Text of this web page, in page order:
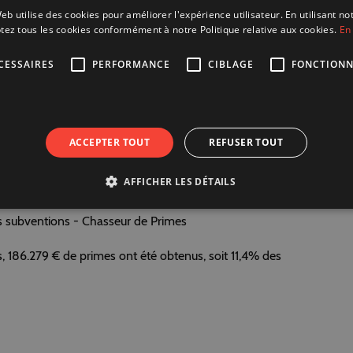
la nature des dépenses (équipement, personnel,
de subvention
effectif des primes
couvertes
récapitulative ci-dessous :
€ de primes ont été obtenus, soit 11,4% des
utilise des cookies pour améliorer l'expérience utilisateur. En utilisant
tous les cookies conformément à notre Politique relative aux cookies.
PERFORMANCE CIBLAGE
ACCEPTER TOUT REFUSER TOUT
AFFICHER LES DÉTAILS